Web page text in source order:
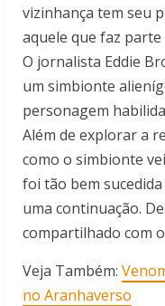
vizinhança tem seu
aquele que faz
O jornalista Eddie
um simbionte
personagem
Além de explorar a
como o simbionte
foi tão bem
uma continuação.
compartilhado com
Veja Também:
no Aranhaverso